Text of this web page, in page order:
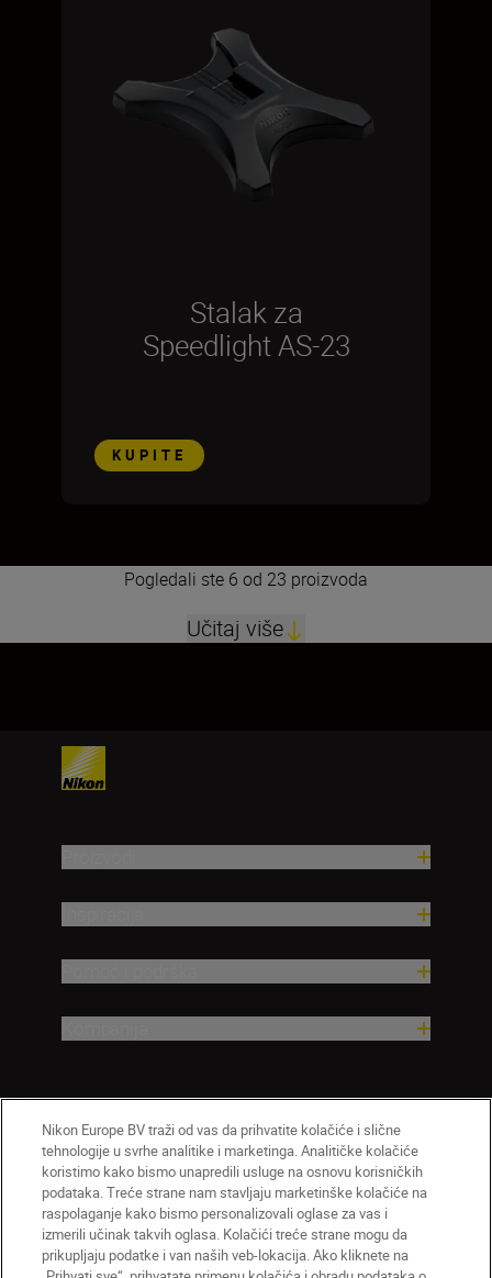
Stalak za
Speedlight AS-23
KUPITE
Pogledali ste 6 od 23 proizvoda
Učitaj više
1234
SR Nikon Sites
Nikon Europe BV traži od vas da prihvatite kolačiće i slične
tehnologije u svrhe analitike i marketinga. Analitičke kolačiće
koristimo kako bismo unapredili usluge na osnovu korisničkih
podataka. Treće strane nam stavljaju marketinške kolačiće na
raspolaganje kako bismo personalizovali oglase za vas i
izmerili učinak takvih oglasa. Kolačići treće strane mogu da
prikupljaju podatke i van naših veb-lokacija. Ako kliknete na